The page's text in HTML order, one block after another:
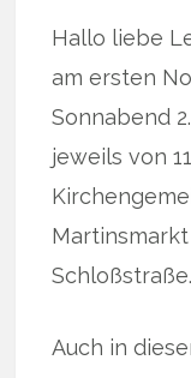
Hallo liebe
am ersten
Sonnabend
jeweils von
Schloßstraße.
Auch in